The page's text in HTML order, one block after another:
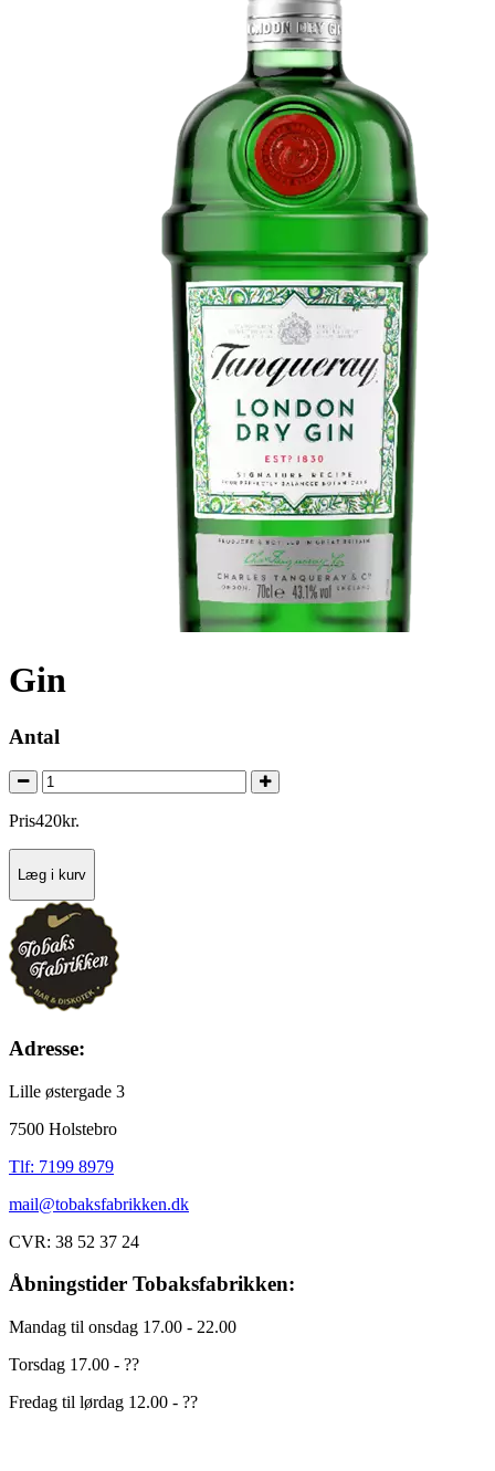
Gin
Antal
Pris420kr.
Læg i kurv
Adresse:
Lille østergade 3
7500 Holstebro
Tlf: 7199 8979
mail@tobaksfabrikken.dk
CVR: 38 52 37 24
Åbningstider Tobaksfabrikken:
Mandag til onsdag 17.00 - 22.00
Torsdag 17.00 - ??
Fredag til lørdag 12.00 - ??